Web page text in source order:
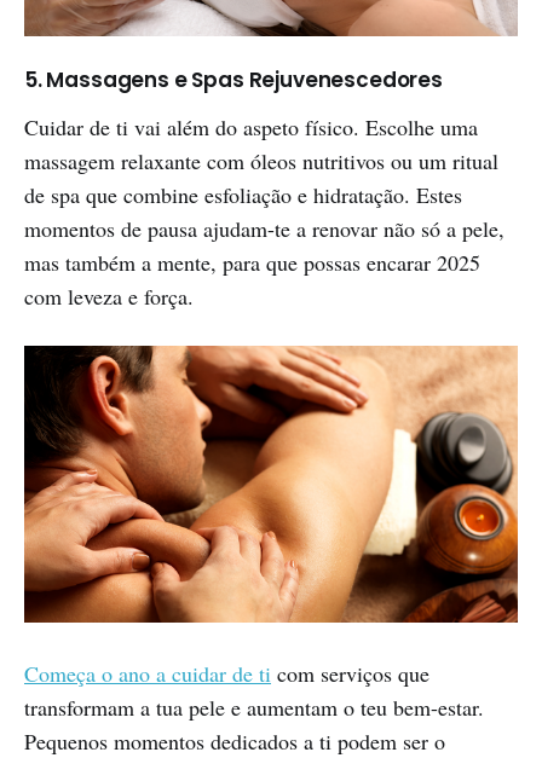
5. Massagens e Spas Rejuvenescedores
Cuidar de ti vai além do aspeto físico. Escolhe uma
massagem relaxante com óleos nutritivos ou um ritual
de spa que combine esfoliação e hidratação. Estes
momentos de pausa ajudam-te a renovar não só a pele,
mas também a mente, para que possas encarar 2025
com leveza e força.
Começa o ano a cuidar de ti com serviços que
transformam a tua pele e aumentam o teu bem-estar.
Pequenos momentos dedicados a ti podem ser o